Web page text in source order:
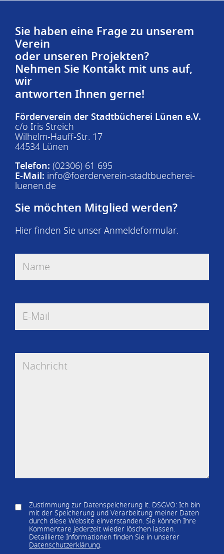
Sie haben eine Frage zu unserem
Verein
oder unseren Projekten?
Nehmen Sie Kontakt mit uns auf,
wir
antworten Ihnen gerne!
Förderverein der Stadtbücherei Lünen e.V.
c/o Iris Streich
Wilhelm-Hauff-Str. 17
44534 Lünen
Telefon: (02306) 61 695
E-Mail: info@foerderverein-stadtbuecherei-
luenen.de
Sie möchten Mitglied werden?
Hier finden Sie unserAnmeldeformular.
Zustimmung zur Datenspeicherung lt. DSGVO: Ich bin
mit der Speicherung und Verarbeitung meiner Daten
durch diese Website einverstanden. Sie können Ihre
Kommentare jederzeit wieder löschen lassen.
Detaillierte Informationen finden Sie in unserer
Datenschutzerklärung.